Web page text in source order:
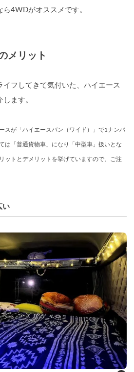
4WDがオススメです。
メリット
イフしてきて気付いた、ハイエース
ます。
スが「ハイエースバン（ワイド）」で1ナンバ
は「普通貨物車」になり「中型車」扱いとな
ットとデメリットを挙げていますので、ご注
い